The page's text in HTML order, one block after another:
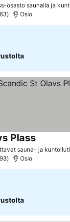
osasto saunalla ja
Oslo
sauna- ja
Plass
Oslo